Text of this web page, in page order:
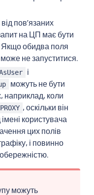
повʼязаних
на ЦП має бути
обидва поля
не запуститися.
і
можуть не бути
наприклад, коли
, оскільки він
користувача
цих полів
і повинно
можуть